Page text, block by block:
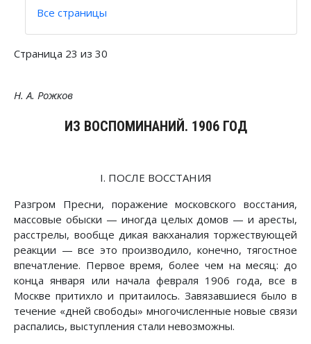
Все страницы
Страница 23 из 30
Н. А. Рожков
ИЗ ВОСПОМИНАНИЙ. 1906 ГОД
I. ПОСЛЕ ВОССТАНИЯ
Разгром Пресни, поражение московского восстания,
массовые обыски — иногда целых домов — и аресты,
расстрелы, вообще дикая вакханалия торжествующей
реакции — все это производило, конечно, тягостное
впечатление. Первое время, более чем на месяц: до
конца января или начала февраля 1906 года, все в
Москве притихло и притаилось. Завязавшиеся было в
течение «дней свободы» многочисленные новые связи
распались, выступления стали невозможны.